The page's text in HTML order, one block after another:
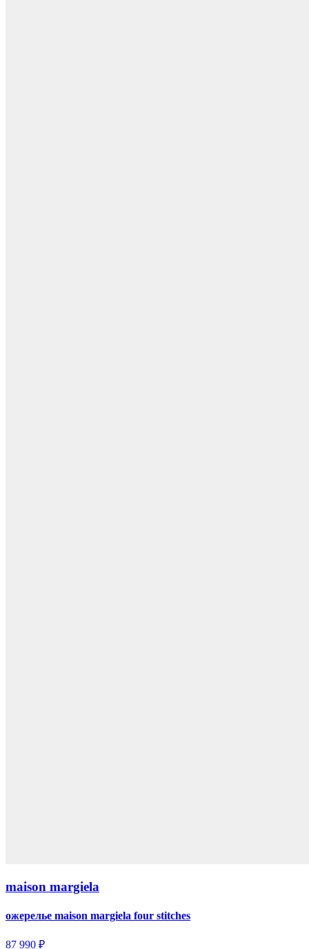
maison margiela
ожерелье maison margiela four stitches
87 990 ₽